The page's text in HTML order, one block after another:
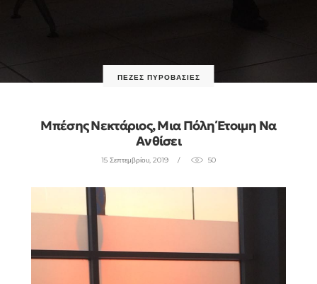
ΠΕΖΈΣ ΠΥΡΟΒΑΣΊΕΣ
Μπέσης Νεκτάριος, Μια Πόλη Έτοιμη Να
Ανθίσει
15 Σεπτεμβρίου, 2019 50